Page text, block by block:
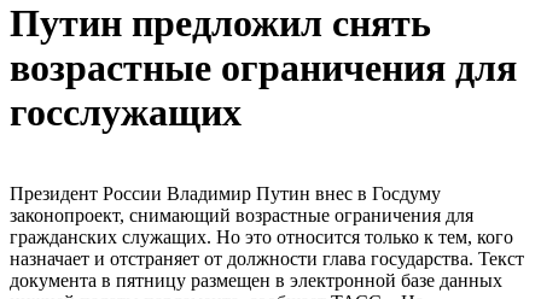
Путин предложил снять
возрастные ограничения для
госслужащих
Президент России Владимир Путин внес в Госдуму
законопроект, снимающий возрастные ограничения для
гражданских служащих. Но это относится только к тем, кого
назначает и отстраняет от должности глава государства. Текст
документа в пятницу размещен в электронной базе данных